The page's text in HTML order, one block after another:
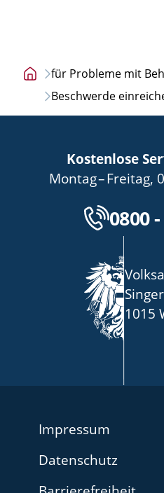
Startseite
für Probleme mit
Beschwerde
Kostenlose
Montagbis
–Freitag,
0800
1015
Impressum
Datenschutz